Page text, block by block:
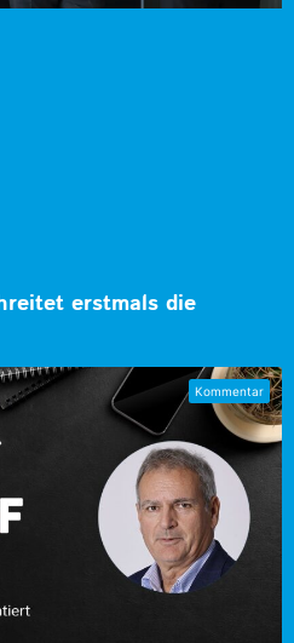
erstmals die